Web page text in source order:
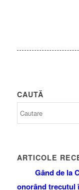
CAUTĂ
ARTICOLE
Gând de la
onorând trecutul